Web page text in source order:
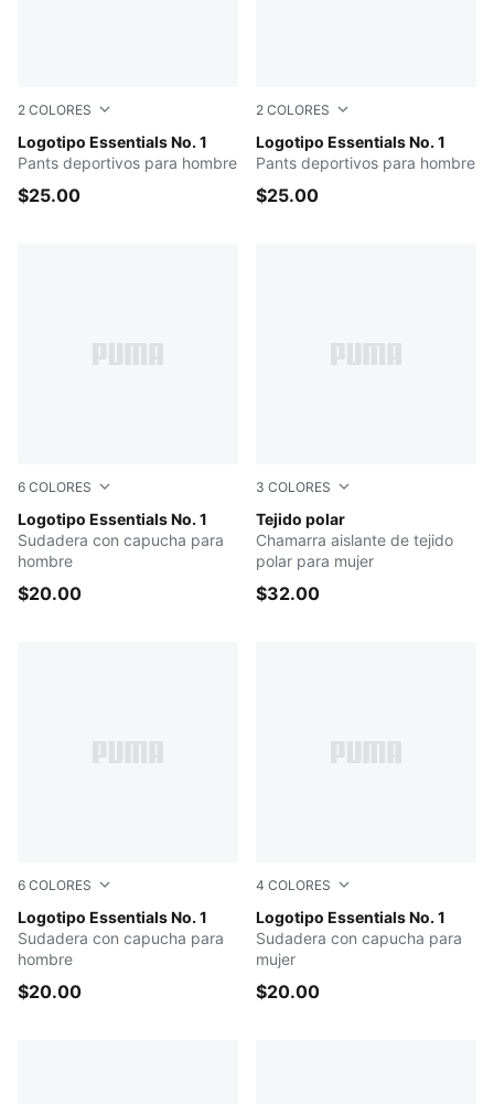
2 COLORES
Logotipo Essentials No. 1
PUMA BLACK
Pants deportivos para hombre
$25.00
2 COLORES
Logotipo Essentials No. 1
Medium Gray Heather
Pants deportivos para hombre
$25.00
6 COLORES
Logotipo Essentials No. 1
GREEN TERRAIN
Sudadera con capucha para
hombre
$20.00
3 COLORES
Tejido polar
PINK/BROWN
Chamarra aislante de tejido
polar para mujer
$32.00
6 COLORES
Logotipo Essentials No. 1
Dusky Gray
Sudadera con capucha para
hombre
$20.00
4 COLORES
Logotipo Essentials No. 1
RUBY SHIMMER
Sudadera con capucha para
mujer
$20.00